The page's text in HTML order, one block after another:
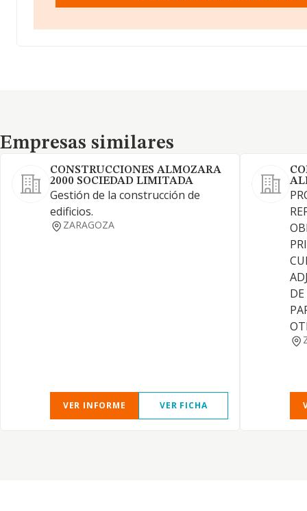
Empresas similares
Empresas similares
CONSTRUCCIONES ALMOZARA
2000 SOCIEDAD LIMITADA
Gestión de la construcción de
edificios.
ZARAGOZA
VER INFORME VER FICHA